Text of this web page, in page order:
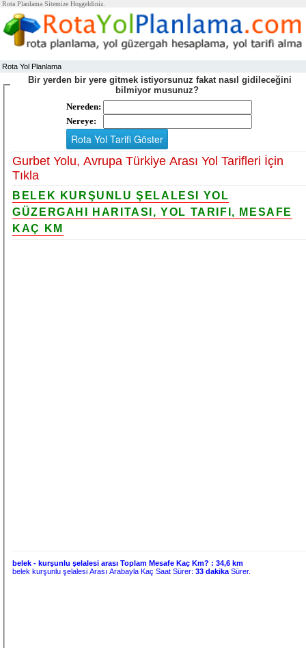
Rota Planlama Sitemize Hoşgeldiniz.
Rota Yol Planlama
Bir yerden bir yere gitmek istiyorsunuz fakat nasıl gidileceğini
bilmiyor musunuz?
Nereden:
Nereye:
Gurbet Yolu, Avrupa Türkiye Arası Yol Tarifleri İçin
Tıkla
BELEK KURŞUNLU ŞELALESI YOL
GÜZERGAHI HARITASI, YOL TARIFI, MESAFE
KAÇ KM
belek - kurşunlu şelalesi arası Toplam Mesafe Kaç Km? :34,6 km
belek kurşunlu şelalesi Arası Arabayla Kaç Saat Sürer:33 dakika Sürer.